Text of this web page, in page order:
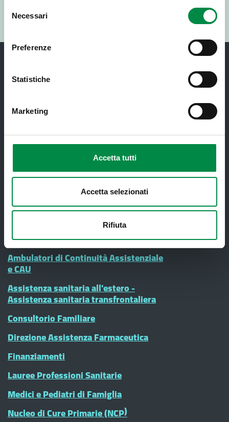
delNecessari
Preferenze
Statistiche
Marketing
Accetta tutti
Accetta selezionati
Rifiuta
Recapiti e contatti
Azienda USL di Imola - Sede legale: Viale Amendola, 2
T. +39 0542 604111 - F. +39 0542 604013 - CF
90000900374 - Partita IVA 00705271203
Ambulatori di Continuità Assistenziale
e CAU
Assistenza sanitaria all'estero -
Assistenza sanitaria transfrontaliera
Consultorio Familiare
Direzione Assistenza Farmaceutica
Finanziamenti
Lauree Professioni Sanitarie
Medici e Pediatri di Famiglia
Nucleo di Cure Primarie (NCP)